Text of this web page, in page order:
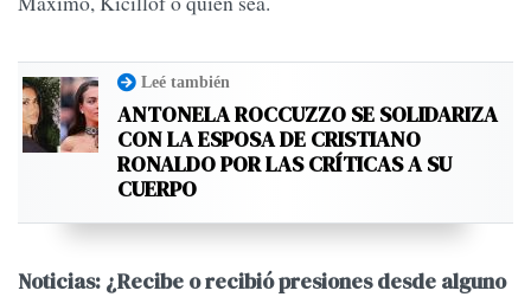
Leé también
ANTONELA ROCCUZZO SE SOLIDARIZA
CON LA ESPOSA DE CRISTIANO
RONALDO POR LAS CRÍTICAS A SU
CUERPO
Noticias: ¿Recibe o recibió presiones desde alguno